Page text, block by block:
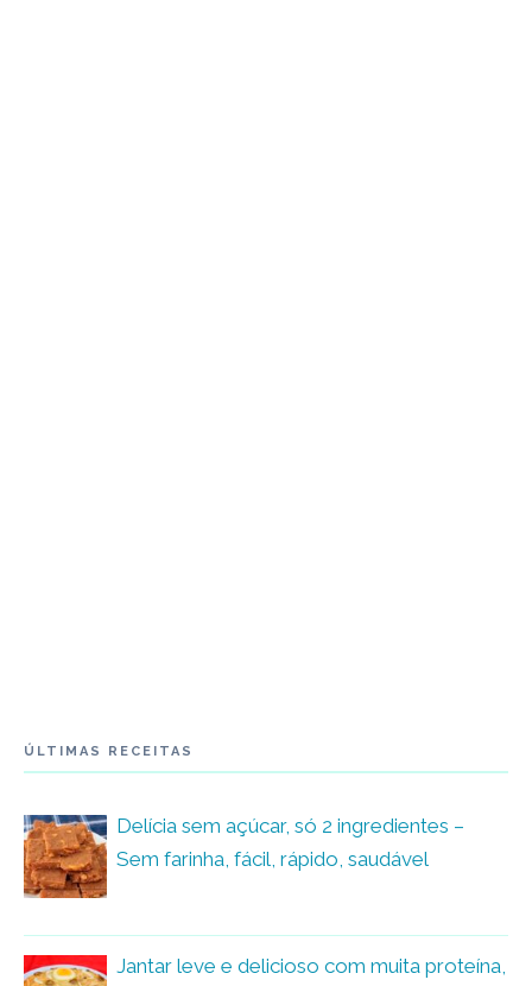
ÚLTIMAS RECEITAS
Delícia sem açúcar, só 2 ingredientes –
Sem farinha, fácil, rápido, saudável
Jantar leve e delicioso com muita proteína,